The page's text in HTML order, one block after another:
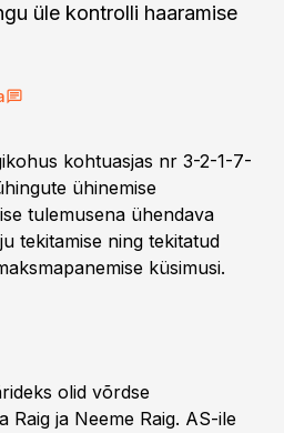
üle kontrolli haaramise
kohtuasjas nr 3-2-1-7-
ühinemise
tulemusena ühendava
tekitamise ning tekitatud
küsimusi.
olid võrdse
Raig ja Neeme Raig. AS-ile